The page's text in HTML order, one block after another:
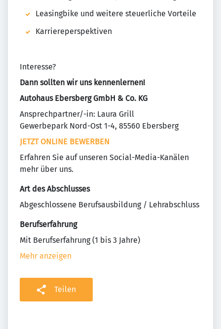
Leasingbike und weitere steuerliche Vorteile
Karriereperspektiven
Interesse?
Dann sollten wir uns kennenlernen!
Autohaus Ebersberg GmbH & Co. KG
Ansprechpartner/-in: Laura Grill
Gewerbepark Nord-Ost 1-4, 85560 Ebersberg
JETZT ONLINE BEWERBEN
Erfahren Sie auf unseren Social-Media-Kanälen
mehr über uns.
Art des Abschlusses
Abgeschlossene Berufsausbildung / Lehrabschluss
Berufserfahrung
Mit Berufserfahrung (1 bis 3 Jahre)
Mehr anzeigen
Teilen